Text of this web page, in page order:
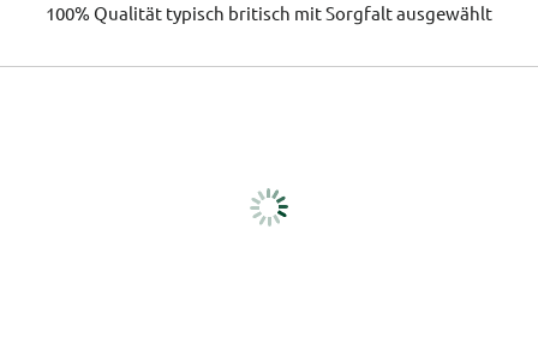
100% Qualität typisch britisch mit Sorgfalt ausgewählt